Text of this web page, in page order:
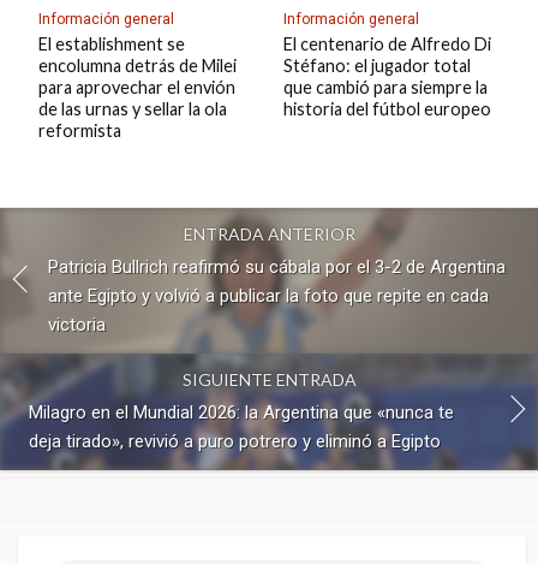
Información general
El establishment se
encolumna detrás de Milei
para aprovechar el envión
de las urnas y sellar la ola
reformista
Información general
El centenario de Alfredo Di
Stéfano: el jugador total
que cambió para siempre la
historia del fútbol europeo
ENTRADA ANTERIOR
Patricia Bullrich reafirmó su cábala por el 3-2 de Argentina
ante Egipto y volvió a publicar la foto que repite en cada
victoria
SIGUIENTE ENTRADA
Milagro en el Mundial 2026: la Argentina que «nunca te
deja tirado», revivió a puro potrero y eliminó a Egipto